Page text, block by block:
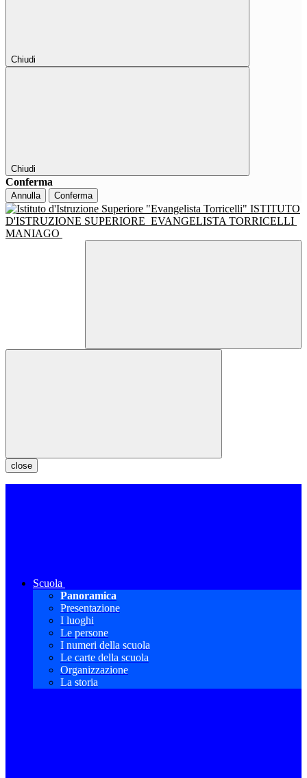
Chiudi
Chiudi
Conferma
Annulla Conferma
ISTITUTO
D'ISTRUZIONE SUPERIORE EVANGELISTA TORRICELLI
MANIAGO
close
Scuola
Panoramica
Presentazione
I luoghi
Le persone
I numeri della scuola
Le carte della scuola
Organizzazione
La storia